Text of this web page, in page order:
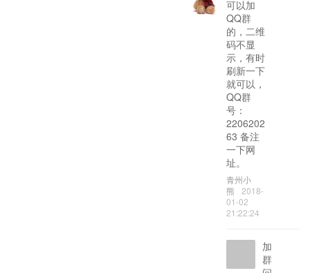
可以加
QQ群
的，二维
码不显
示，有时
刷新一下
就可以，
QQ群
号：
2206202
63 备注
一下网
址。
青州小
熊
2018-
01-02
21:22:24
加
群